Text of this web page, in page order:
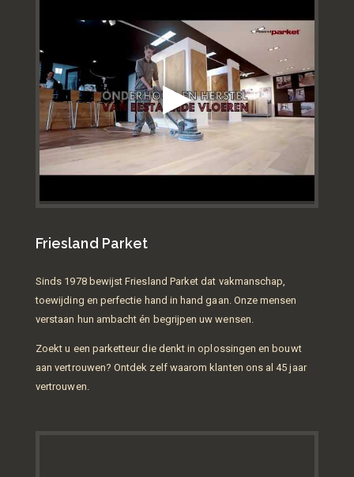
Friesland Parket
Sinds 1978 bewijst Friesland Parket dat vakmanschap,
toewijding en perfectie hand in hand gaan. Onze mensen
verstaan hun ambacht én begrijpen uw wensen.
Zoekt u een parketteur die denkt in oplossingen en bouwt
aan vertrouwen? Ontdek zelf waarom klanten ons al 45 jaar
vertrouwen.